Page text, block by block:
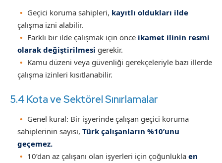
Geçici koruma sahipleri, kayıtlı oldukları ilde
çalışma izni alabilir.
Farklı bir ilde çalışmak için önce ikamet ilinin resmi
olarak değiştirilmesi gerekir.
Kamu düzeni veya güvenliği gerekçeleriyle bazı illerde
çalışma izinleri kısıtlanabilir.
5.4 Kota ve Sektörel Sınırlamalar
Genel kural: Bir işyerinde çalışan geçici koruma
sahiplerinin sayısı, Türk çalışanların %10’unu
geçemez.
10’dan az çalışanı olan işyerleri için çoğunlukla en